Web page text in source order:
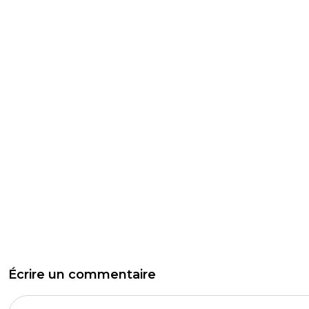
Écrire un commentaire